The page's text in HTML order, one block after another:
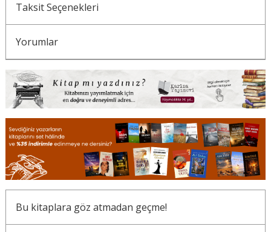
Taksit Seçenekleri
Yorumlar
Bu kitaplara göz atmadan geçme!